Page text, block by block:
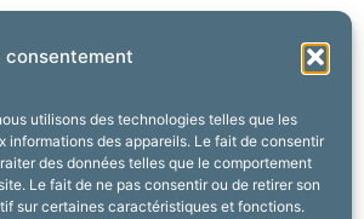
consentement
utilisons des technologies telles que les
des appareils. Le fait de consentir
des données telles que le comportement
Le fait de ne pas consentir ou de retirer son
sur certaines caractéristiques et fonctions.